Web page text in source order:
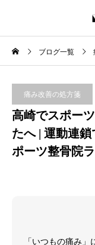
ブログ一覧
痛み改善の処方箋
高崎でスポー
たへ | 運動連
ポーツ整骨院
「いつもの痛み